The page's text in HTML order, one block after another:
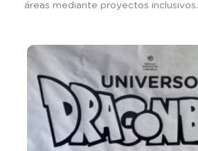
áreas mediante proyectos inclusivos.